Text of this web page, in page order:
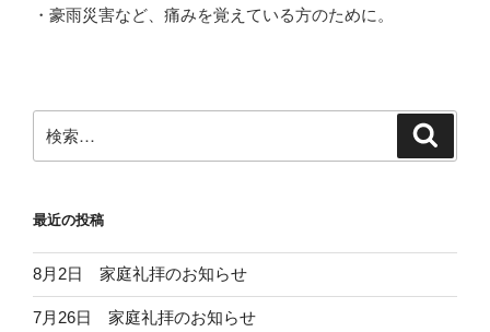
・豪雨災害など、痛みを覚えている方のために。
索:
最近の投稿
8月2日 家庭礼拝のお知らせ
7月26日 家庭礼拝のお知らせ